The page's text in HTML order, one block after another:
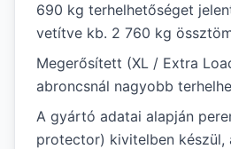
690 kg terhelhetőséget
vetítve kb. 2 760 kg
Megerősített (XL / Extra
abroncsnál nagyobb
A gyártó adatai alapján
protector) kivitelben készül,